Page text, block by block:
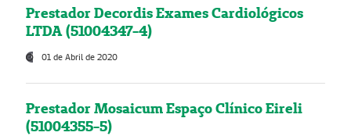
Prestador Decordis Exames Cardiológicos
LTDA (51004347-4)
01 de Abril de 2020
Prestador Mosaicum Espaço Clínico Eireli
(51004355-5)